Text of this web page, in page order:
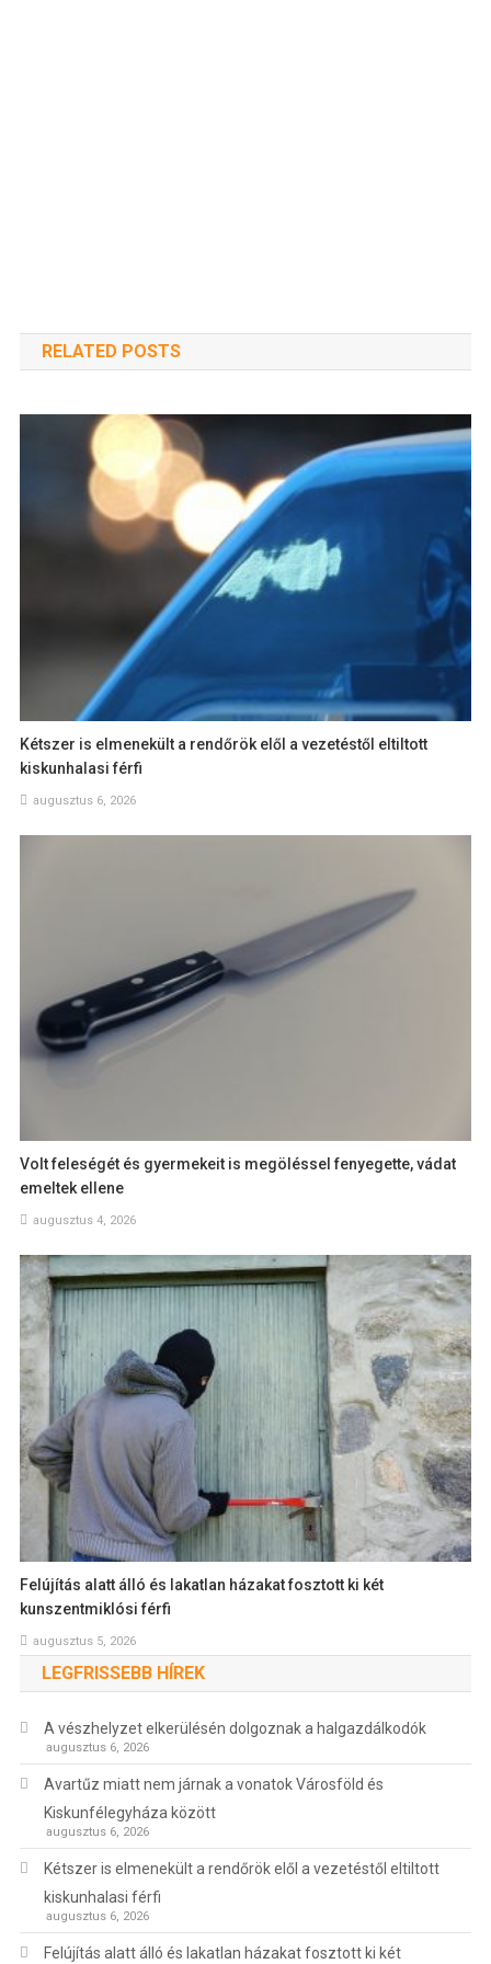
RELATED POSTS
Kétszer is elmenekült a rendőrök elől a vezetéstől eltiltott
kiskunhalasi férfi
augusztus 6, 2026
Volt feleségét és gyermekeit is megöléssel fenyegette, vádat
emeltek ellene
augusztus 4, 2026
Felújítás alatt álló és lakatlan házakat fosztott ki két
kunszentmiklósi férfi
augusztus 5, 2026
LEGFRISSEBB HÍREK
A vészhelyzet elkerülésén dolgoznak a halgazdálkodók
augusztus 6, 2026
Avartűz miatt nem járnak a vonatok Városföld és
Kiskunfélegyháza között
augusztus 6, 2026
Kétszer is elmenekült a rendőrök elől a vezetéstől eltiltott
kiskunhalasi férfi
augusztus 6, 2026
Felújítás alatt álló és lakatlan házakat fosztott ki két